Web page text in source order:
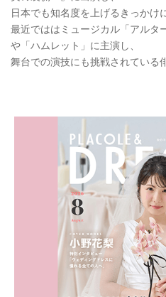
日本でも知名度を上げるきっかけ
最近でははミュージカル「アルタ
や「ハムレット」に主演し、
舞台での演技にも挑戦されている